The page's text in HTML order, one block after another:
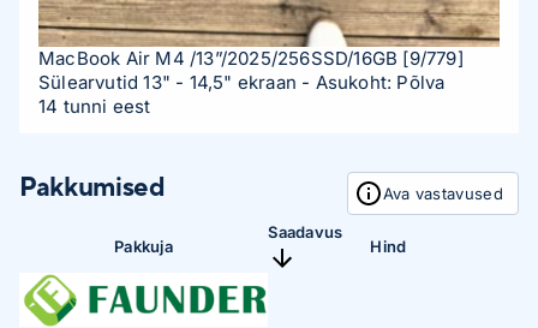
MacBook Air M4 /13”/2025/256SSD/16GB [9/779]
Sülearvutid 13" - 14,5" ekraan - Asukoht: Põlva
14 tunni eest
Pakkumised Ava vastavused
Pakkuja
Saadavus
Hind